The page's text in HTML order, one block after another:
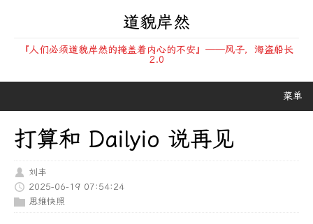
道貌岸然
『人们必须道貌岸然的掩盖着内心的不安』——风子，海盗船长
2.0
菜单
打算和 Dailyio 说再见
刘丰
2025-06-19 07:54:24
思维快照